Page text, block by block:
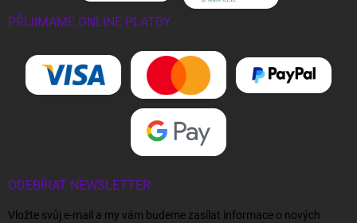
PŘIJÍMÁME ONLINE PLATBY
ODEBÍRAT NEWSLETTER
Vložte svůj e-mail a my vám budeme zasílat informace o nových